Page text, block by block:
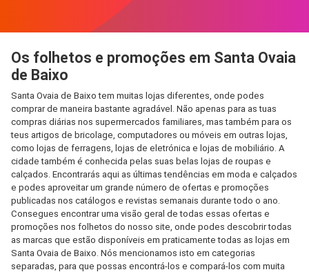
Os folhetos e promoções em Santa Ovaia
de Baixo
Santa Ovaia de Baixo tem muitas lojas diferentes, onde podes
comprar de maneira bastante agradável. Não apenas para as tuas
compras diárias nos supermercados familiares, mas também para os
teus artigos de bricolage, computadores ou móveis em outras lojas,
como lojas de ferragens, lojas de eletrónica e lojas de mobiliário. A
cidade também é conhecida pelas suas belas lojas de roupas e
calçados. Encontrarás aqui as últimas tendências em moda e calçados
e podes aproveitar um grande número de ofertas e promoções
publicadas nos catálogos e revistas semanais durante todo o ano.
Consegues encontrar uma visão geral de todas essas ofertas e
promoções nos folhetos do nosso site, onde podes descobrir todas
as marcas que estão disponíveis em praticamente todas as lojas em
Santa Ovaia de Baixo. Nós mencionamos isto em categorias
separadas, para que possas encontrá-los e compará-los com muita